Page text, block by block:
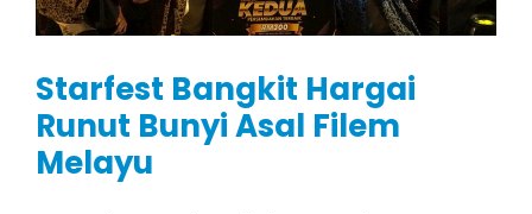
Starfest Bangkit Hargai
Runut Bunyi Asal Filem
Melayu